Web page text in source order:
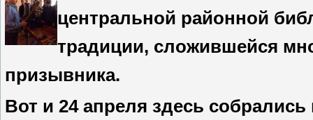
центральной районной
традиции, сложившейся
призывника.
Вот и 24 апреля здесь